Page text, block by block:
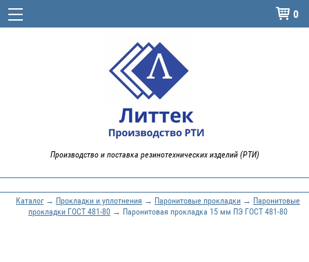
 0
Производство и поставка резинотехнических изделий (РТИ)
Каталог→ Прокладки и уплотнения → Паронитовые прокладки → Паронитовые
прокладки ГОСТ 481-80 → Паронитовая прокладка 15 мм ПЭ ГОСТ 481-80